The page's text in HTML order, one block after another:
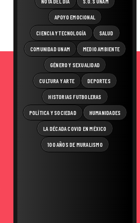
APOYO EMOCIONAL
CIENCIA Y TECNOLOGÍA SALUD
COMUNIDAD UNAM MEDIO AMBIENTE
GÉNERO Y SEXUALIDAD
CULTURA Y ARTE DEPORTES
HISTORIAS FUTBOLERAS
POLÍTICA Y SOCIEDAD HUMANIDADES
LA DÉCADA COVID EN MÉXICO
100 AÑOS DE MURALISMO